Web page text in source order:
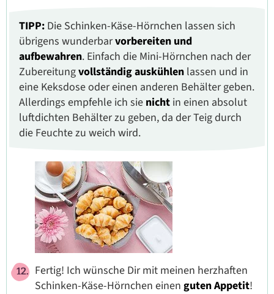
TIPP: Die Schinken-Käse-Hörnchen lassen sich
übrigens wunderbarvorbereiten und
aufbewahren. Einfach die Mini-Hörnchen nach der
Zubereitungvollständig auskühlen lassen und in
eine Keksdose oder einen anderen Behälter geben.
Allerdings empfehle ich sie nicht in einen absolut
luftdichten Behälter zu geben, da der Teig durch
die Feuchte zu weich wird.
Fertig! Ich wünsche Dir mit meinen herzhaften
Schinken-Käse-Hörnchen einen guten Appetit!